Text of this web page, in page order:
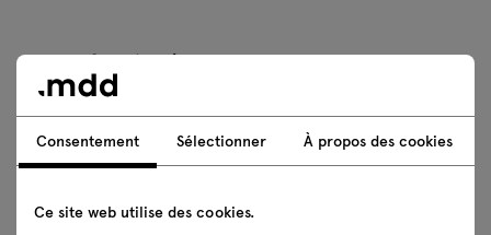
Données techniques
Spécification technique
Finitions
Consentement Sélectionner À propos des cookies
Ce site web utilise des cookies.